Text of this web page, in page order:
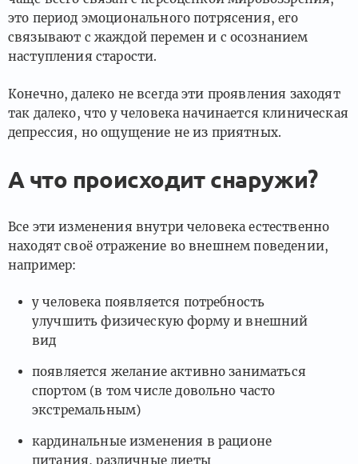
это период эмоционального потрясения, его
связывают с жаждой перемен и с осознанием
наступления старости.
Конечно, далеко не всегда эти проявления заходят
так далеко, что у человека начинается клиническая
депрессия, но ощущение не из приятных.
А что происходит снаружи?
Все эти изменения внутри человека естественно
находят своё отражение во внешнем поведении,
например:
у человека появляется потребность
улучшить физическую форму и внешний
вид
появляется желание активно заниматься
спортом (в том числе довольно часто
экстремальным)
кардинальные изменения в рационе
питания, различные диеты